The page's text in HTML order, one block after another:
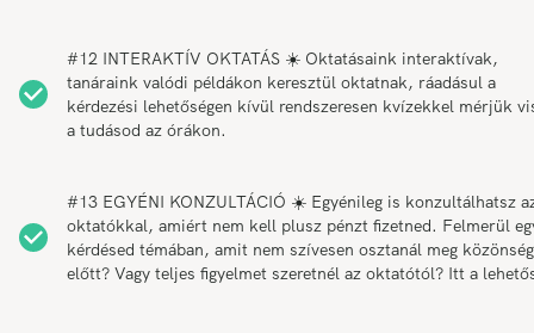
#12 INTERAKTÍV OKTATÁS ☀️ Oktatásaink interaktívak,
tanáraink valódi példákon keresztül oktatnak, ráadásul a
kérdezési lehetőségen kívül rendszeresen kvízekkel mérjük
a tudásod az órákon.
#13 EGYÉNI KONZULTÁCIÓ ☀️ Egyénileg is konzultálhatsz
oktatókkal, amiért nem kell plusz pénzt fizetned. Felmerül
kérdésed témában, amit nem szívesen osztanál meg közönség
előtt? Vagy teljes figyelmet szeretnél az oktatótól? Itt a